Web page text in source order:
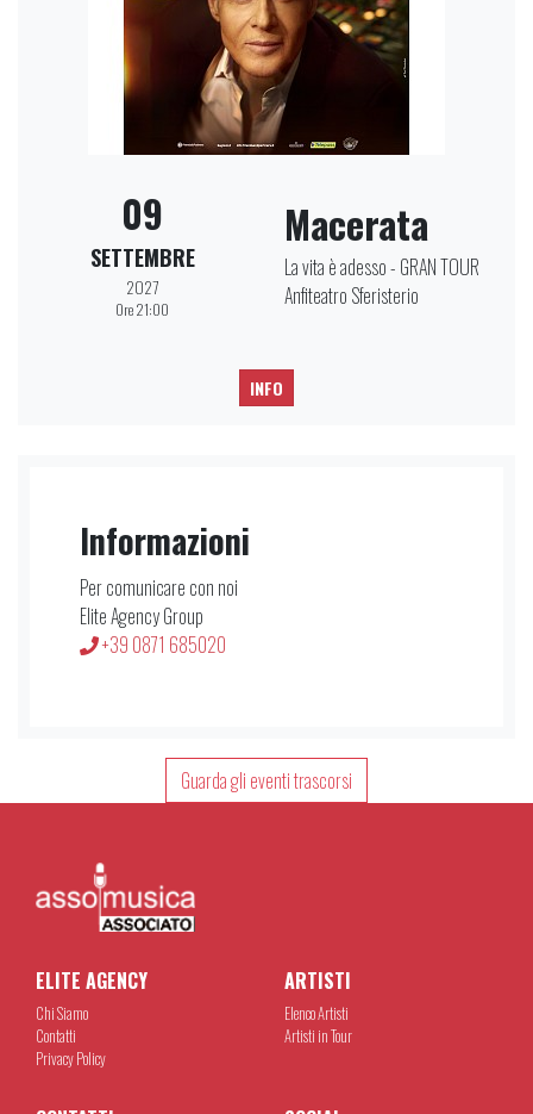
09
SETTEMBRE
2027
Ore 21:00
Macerata
La vita è adesso - GRAN TOUR
Anfiteatro Sferisterio
INFO
Informazioni
Per comunicare con noi
Elite Agency Group
+39 0871 685020
Guarda gli eventi trascorsi
ELITE AGENCY
Chi Siamo
Contatti
Privacy Policy
ARTISTI
Elenco Artisti
Artisti in Tour